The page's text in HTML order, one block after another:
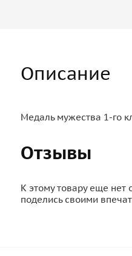
Описание
Медаль мужества 1-го
Отзывы
К этому товару еще нет
поделись своими